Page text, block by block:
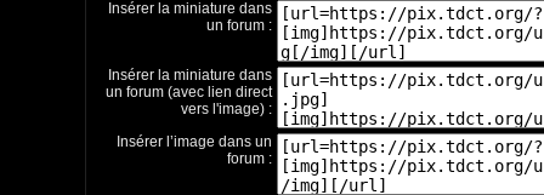
Insérer la miniature dans
un forum :
Insérer la miniature dans
un forum (avec lien direct
vers l'image) :
Insérer l’image dans un
forum :